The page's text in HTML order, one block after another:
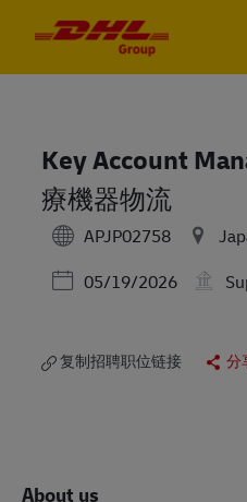
Key Account
療機器物流
APJP02758
Posted Date
05/19/2026
复制招聘职位链接 分
About us